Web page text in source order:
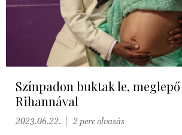
Színpadon buktak le,
Rihannával
2023.06.22. 2 perc olvasás